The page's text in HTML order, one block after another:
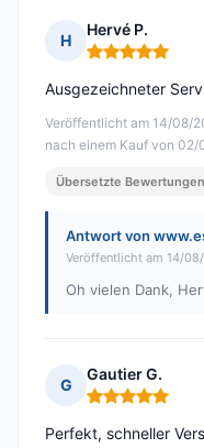
H
Hervé P.
Hinweis: 5 von 5
Veröffentlicht am 14/08/
nach einem Kauf von
Ausgezeichneter
Übersetzte Bewertungen
Antwort von
Veröffentlicht am 14/
Oh vielen Dank,
G
Gautier G.
Hinweis: 5 von 5
Perfekt, schneller